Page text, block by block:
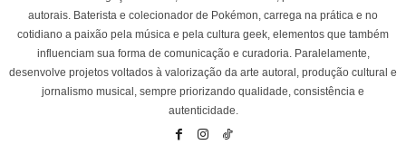
autorais. Baterista e colecionador de Pokémon, carrega na prática e no
cotidiano a paixão pela música e pela cultura geek, elementos que também
influenciam sua forma de comunicação e curadoria. Paralelamente,
desenvolve projetos voltados à valorização da arte autoral, produção cultural e
jornalismo musical, sempre priorizando qualidade, consistência e
autenticidade.